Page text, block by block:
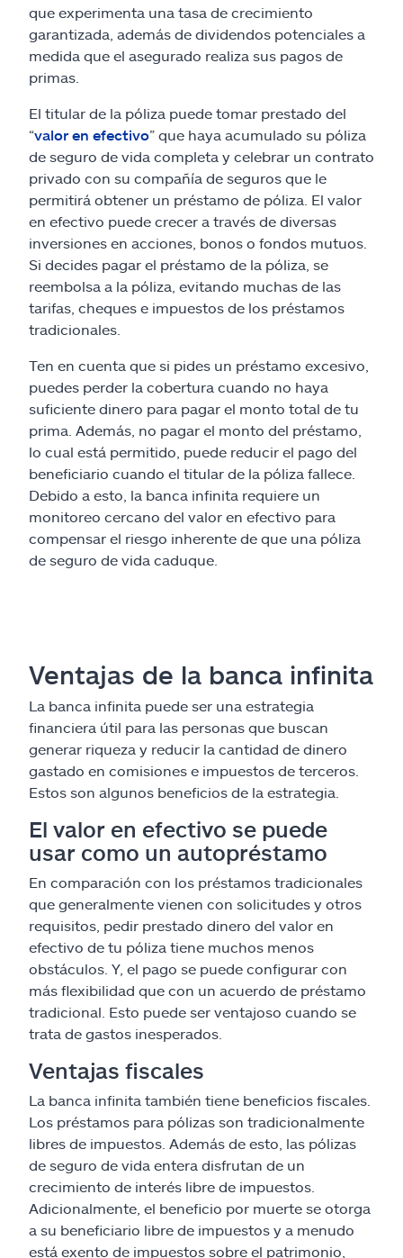
que experimenta una tasa de crecimiento
garantizada, además de dividendos potenciales a
medida que el asegurado realiza sus pagos de
primas.
El titular de la póliza puede tomar prestado del
“valor en efectivo” que haya acumulado su póliza
de seguro de vida completa y celebrar un contrato
privado con su compañía de seguros que le
permitirá obtener un préstamo de póliza. El valor
en efectivo puede crecer a través de diversas
inversiones en acciones, bonos o fondos mutuos.
Si decides pagar el préstamo de la póliza, se
reembolsa a la póliza, evitando muchas de las
tarifas, cheques e impuestos de los préstamos
tradicionales.
Ten en cuenta que si pides un préstamo excesivo,
puedes perder la cobertura cuando no haya
suficiente dinero para pagar el monto total de tu
prima. Además, no pagar el monto del préstamo,
lo cual está permitido, puede reducir el pago del
beneficiario cuando el titular de la póliza fallece.
Debido a esto, la banca infinita requiere un
monitoreo cercano del valor en efectivo para
compensar el riesgo inherente de que una póliza
de seguro de vida caduque.
Ventajas de la banca infinita
La banca infinita puede ser una estrategia
financiera útil para las personas que buscan
generar riqueza y reducir la cantidad de dinero
gastado en comisiones e impuestos de terceros.
Estos son algunos beneficios de la estrategia.
El valor en efectivo se puede
usar como un autopréstamo
En comparación con los préstamos tradicionales
que generalmente vienen con solicitudes y otros
requisitos, pedir prestado dinero del valor en
efectivo de tu póliza tiene muchos menos
obstáculos. Y, el pago se puede configurar con
más flexibilidad que con un acuerdo de préstamo
tradicional. Esto puede ser ventajoso cuando se
trata de gastos inesperados.
Ventajas fiscales
La banca infinita también tiene beneficios fiscales.
Los préstamos para pólizas son tradicionalmente
libres de impuestos. Además de esto, las pólizas
de seguro de vida entera disfrutan de un
crecimiento de interés libre de impuestos.
Adicionalmente, el beneficio por muerte se otorga
a su beneficiario libre de impuestos y a menudo
está exento de impuestos sobre el patrimonio,